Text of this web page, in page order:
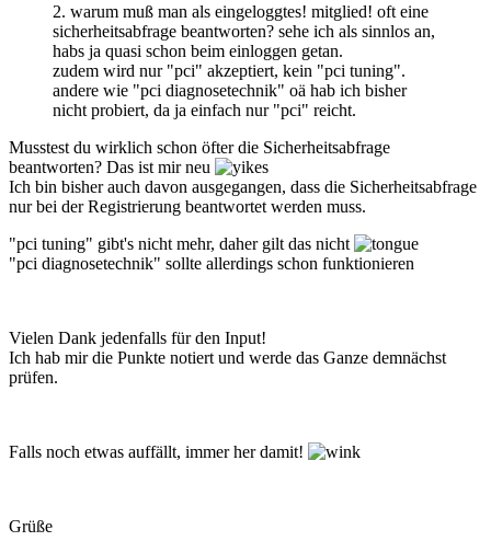
2. warum muß man als eingeloggtes! mitglied! oft eine
sicherheitsabfrage beantworten? sehe ich als sinnlos an,
habs ja quasi schon beim einloggen getan.
zudem wird nur "pci" akzeptiert, kein "pci tuning".
andere wie "pci diagnosetechnik" oä hab ich bisher
nicht probiert, da ja einfach nur "pci" reicht.
Musstest du wirklich schon öfter die Sicherheitsabfrage
beantworten? Das ist mir neu
Ich bin bisher auch davon ausgegangen, dass die Sicherheitsabfrage
nur bei der Registrierung beantwortet werden muss.
"pci tuning" gibt's nicht mehr, daher gilt das nicht
"pci diagnosetechnik" sollte allerdings schon funktionieren
Vielen Dank jedenfalls für den Input!
Ich hab mir die Punkte notiert und werde das Ganze demnächst
prüfen.
Falls noch etwas auffällt, immer her damit!
Grüße